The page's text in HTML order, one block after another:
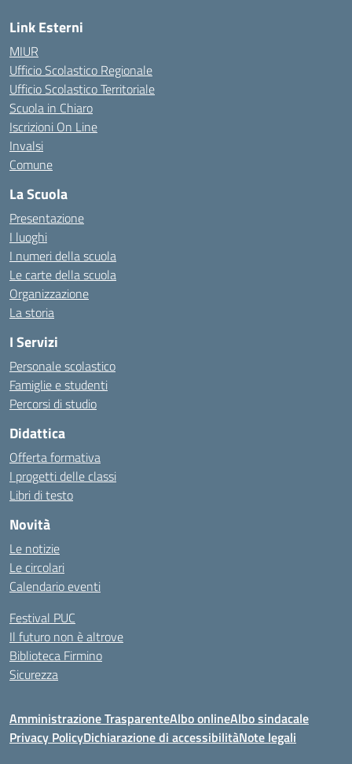
Link Esterni
MIUR
Ufficio Scolastico Regionale
Ufficio Scolastico Territoriale
Scuola in Chiaro
Iscrizioni On Line
Invalsi
Comune
La Scuola
Presentazione
I luoghi
I numeri della scuola
Le carte della scuola
Organizzazione
La storia
I Servizi
Personale scolastico
Famiglie e studenti
Percorsi di studio
Didattica
Offerta formativa
I progetti delle classi
Libri di testo
Novità
Le notizie
Le circolari
Calendario eventi
Festival PUC
Il futuro non è altrove
Biblioteca Firmino
Sicurezza
Amministrazione TrasparenteAlbo onlineAlbo sindacale
Privacy PolicyDichiarazione di accessibilitàNote legali